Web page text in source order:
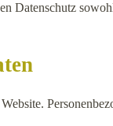
Datenschutz